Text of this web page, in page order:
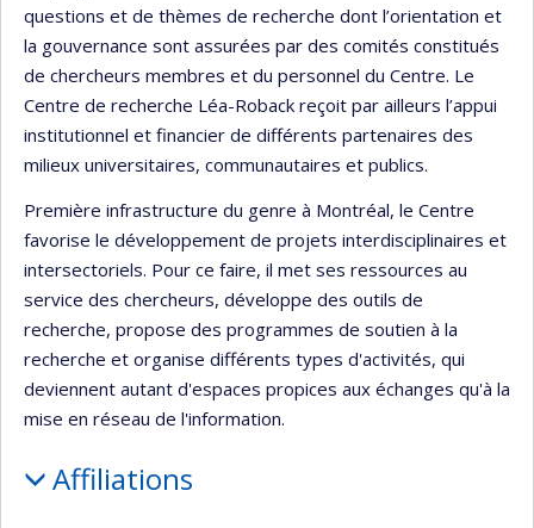
questions et de thèmes de recherche dont l’orientation et
la gouvernance sont assurées par des comités constitués
de chercheurs membres et du personnel du Centre. Le
Centre de recherche Léa-Roback reçoit par ailleurs l’appui
institutionnel et financier de différents partenaires des
milieux universitaires, communautaires et publics.
Première infrastructure du genre à Montréal, le Centre
favorise le développement de projets interdisciplinaires et
intersectoriels. Pour ce faire, il met ses ressources au
service des chercheurs, développe des outils de
recherche, propose des programmes de soutien à la
recherche et organise différents types d'activités, qui
deviennent autant d'espaces propices aux échanges qu'à la
mise en réseau de l'information.
Affiliations